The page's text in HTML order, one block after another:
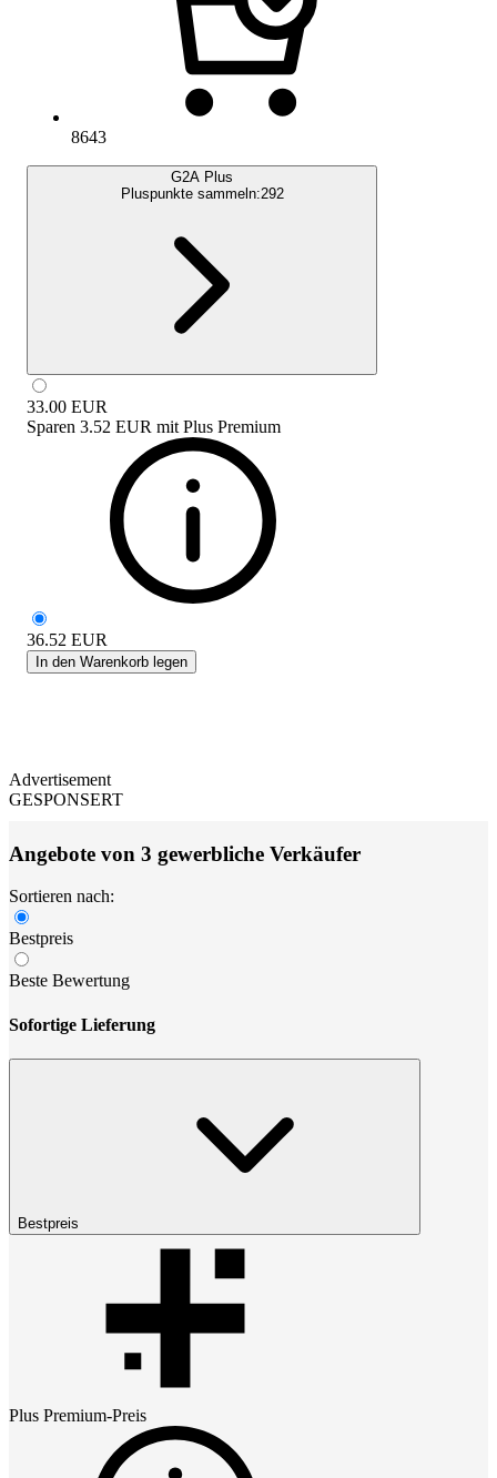
8643
G2A Plus
Pluspunkte sammeln:292
33.00 EUR
Sparen 3.52 EUR mit Plus Premium
36.52 EUR
In den Warenkorb legen
Advertisement
GESPONSERT
Angebote von 3 gewerbliche Verkäufer
Sortieren nach:
Bestpreis
Beste Bewertung
Sofortige Lieferung
Bestpreis
Plus Premium-Preis